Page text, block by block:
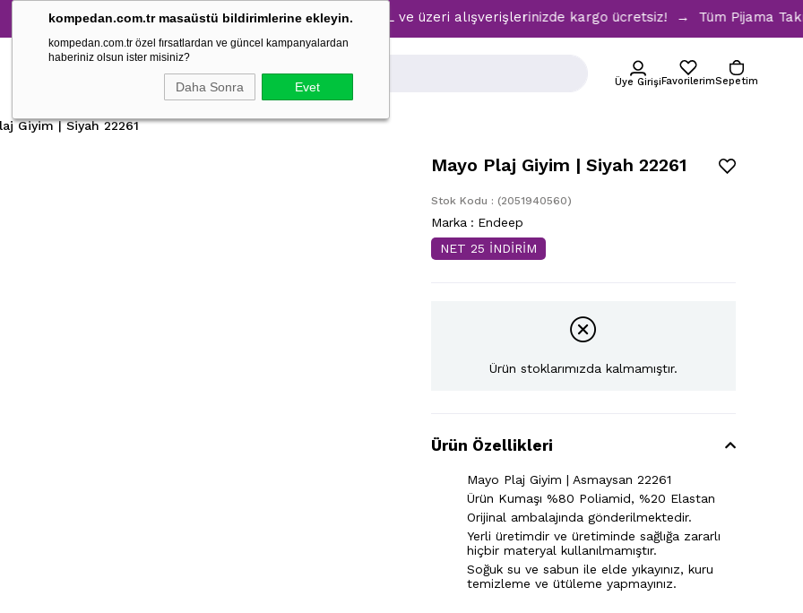
kompedan.com.tr masaüstü bildirimlerine ekleyin.
kompedan.com.tr özel fırsatlardan ve güncel kampanyalardan
haberiniz olsun ister misiniz?
Daha Sonra Evet
Tüm Pijama Takımlarında %30 İndirim → 1500 TL ve üzeri alışverişlerinizde kargo ücretsiz! → Tüm Pijama
Üye GirişiFavorilerimSepetim
Giyim | Siyah 22261
Mayo Plaj Giyim | Siyah 22261
Stok Kodu (2051940560)
Marka : Endeep
NET 25 İNDİRİM
Ürün stoklarımızda kalmamıştır.
Ürün Özellikleri
Mayo Plaj Giyim | Asmaysan 22261
Ürün Kumaşı %80 Poliamid, %20 Elastan
Orijinal ambalajında gönderilmektedir.
Yerli üretimdir ve üretiminde sağlığa zararlı
hiçbir materyal kullanılmamıştır.
Soğuk su ve sabun ile elde yıkayınız, kuru
temizleme ve ütüleme yapmayınız.